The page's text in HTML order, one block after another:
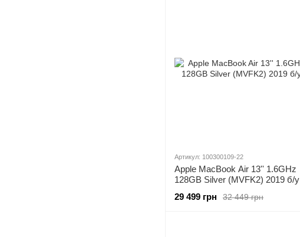
Артикул: 100300109-22
Apple MacBook Air 13'' 1.6GHz
128GB Silver (MVFK2) 2019 б/у
32 449 грн
29 499 грн